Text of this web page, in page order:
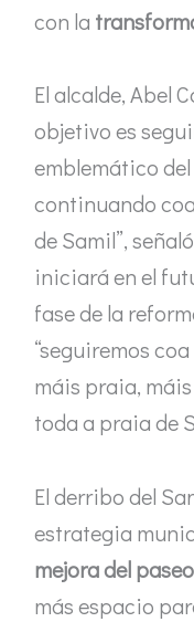
con la
El alcalde, Abel
objetivo es
emblemático
continuando
de Samil”,
iniciará en el
fase de la
“seguiremos
máis praia,
toda a praia de
El derribo del
estrategia
mejora del
más espacio